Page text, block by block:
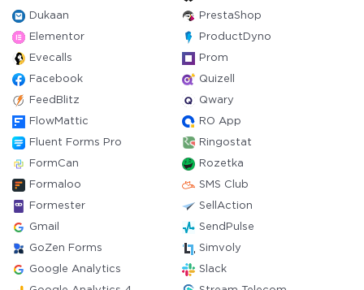
Dukaan PrestaShop
Elementor ProductDyno
Evecalls Prom
Facebook Quizell
FeedBlitz Qwary
FlowMattic RO App
Fluent Forms Pro Ringostat
FormCan Rozetka
Formaloo SMS Club
Formester SellAction
Gmail SendPulse
GoZen Forms Simvoly
Google Analytics Slack